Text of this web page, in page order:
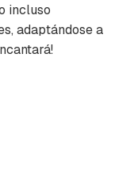
incluso
adaptándose a